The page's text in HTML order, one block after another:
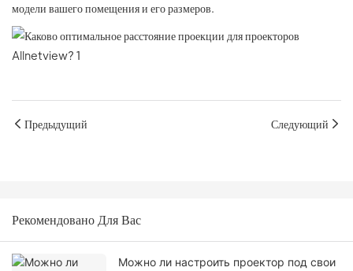
модели вашего помещения и его размеров.
Предыдущий Следующий
Рекомендовано Для Вас
Можно ли настроить проектор под свои